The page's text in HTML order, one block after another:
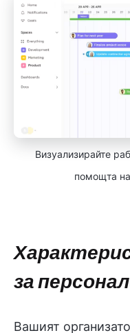
Визуализирайте
помощта
за
Вашият